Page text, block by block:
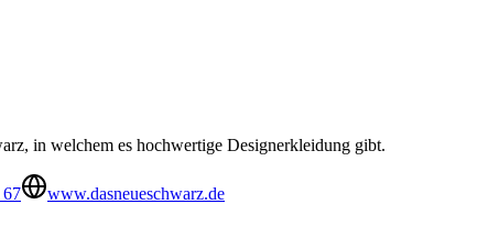
in welchem es hochwertige Designerkleidung gibt.
67
www.dasneueschwarz.de